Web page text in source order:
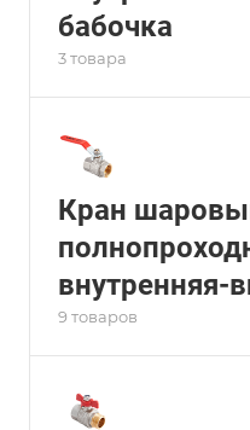
бабочка
3 товара
Кран
внутренняя-
9 товаров